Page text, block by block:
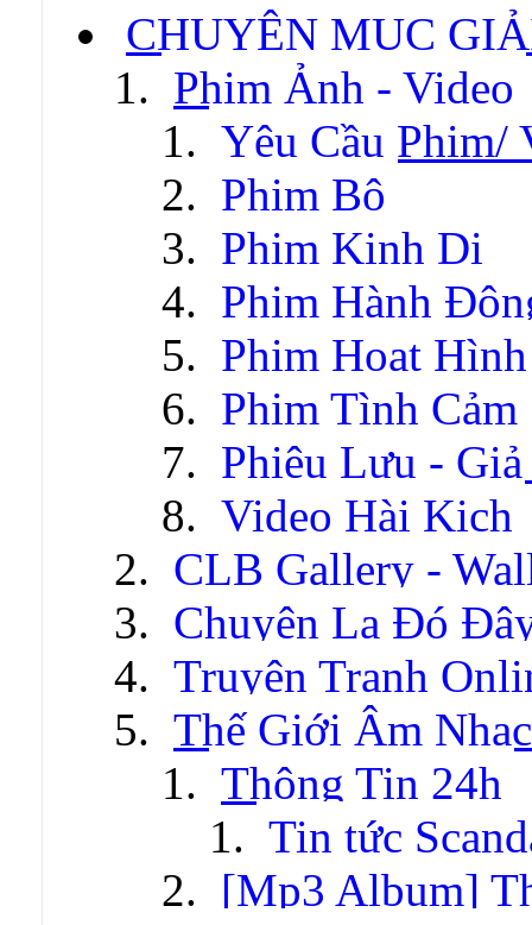
CHUYÊN MỤC
Phim Ảnh - Video
Yêu Cầu Phim/
Phim Bộ
Phim Kinh Dị
Phim Hành
Phim Hoạt Hình
Phim Tình Cảm
Phiêu Lưu -
Video Hài Kịch
CLB Gallery -
Chuyện Lạ Đó
Truyện Tranh
Thế Giới Âm Nhạc
Thông Tin 24h
Tin tức
[Mp3 Album]